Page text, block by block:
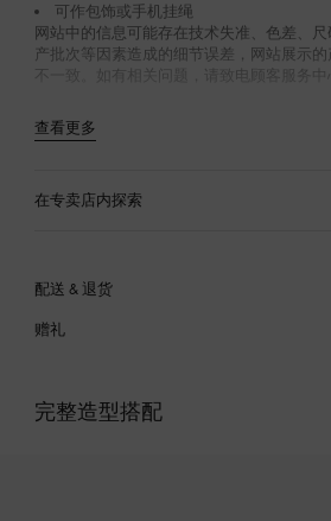
可作包饰或手机挂绳
网站中的信息可能存在技术失准、色差、
产批次等因素造成的细节误差，网站展示
不一致。如有相关问题，请致电顾客服务中
查看更多
在专卖店内探索
配送 & 退货
赠礼
完整造型搭配